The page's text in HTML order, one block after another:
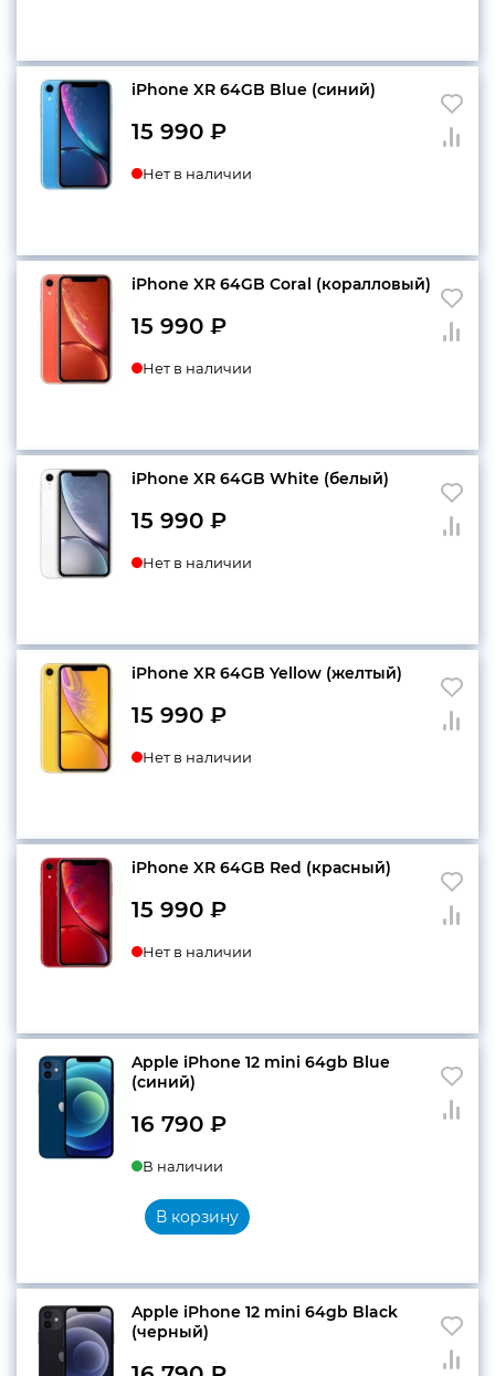
iPhone XR 64GB Blue (синий)
15 990 ₽
Нет в наличии
iPhone XR 64GB Coral (коралловый)
15 990 ₽
Нет в наличии
iPhone XR 64GB White (белый)
15 990 ₽
Нет в наличии
iPhone XR 64GB Yellow (желтый)
15 990 ₽
Нет в наличии
iPhone XR 64GB Red (красный)
15 990 ₽
Нет в наличии
Apple iPhone 12 mini 64gb Blue
(cиний)
16 790 ₽
В наличии
В корзину
Apple iPhone 12 mini 64gb Black
(черный)